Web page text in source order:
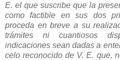
E. el que suscribe que la
como factible en sus dos
proceda en breve a su
trámites ni cuantiosos
indicaciones sean dadas a
celo reconocido de V. E. que,